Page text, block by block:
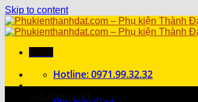
Skip to content
Hotline: 0971.99.32.32
Giỏ hàng / 0₫